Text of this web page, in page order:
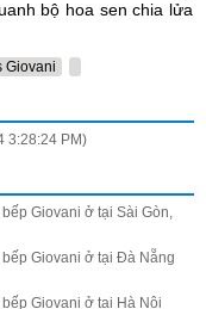
bộ hoa sen chia lửa
Giovani
3:28:24 PM)
Giovani ở tại Sài Gòn,
Giovani ở tại Đà Nẵng
Giovani ở tại Hà Nội